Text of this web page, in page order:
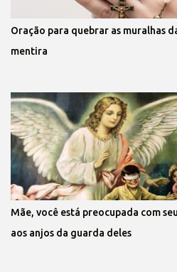
Oração para quebrar as muralhas
mentira
Mãe, você está preocupada com
aos anjos da guarda deles